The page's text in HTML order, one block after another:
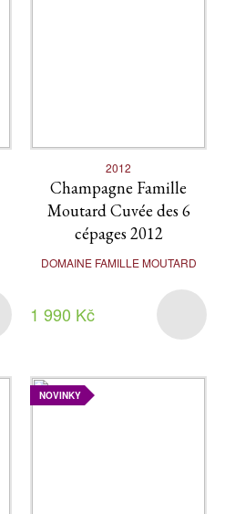
2012
Champagne Famille
Moutard Cuvée des 6
cépages 2012
DOMAINE FAMILLE MOUTARD
1 990 Kč
NOVINKY